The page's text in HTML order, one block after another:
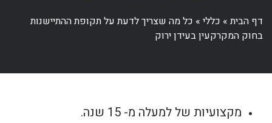
דף הבית» כללי» כל מה שצריך לדעת על תקופת ההתיישנות
בחוק המקרקעין בעידן ירוק
מקצועיות של למעלה מ- 15 שנה.